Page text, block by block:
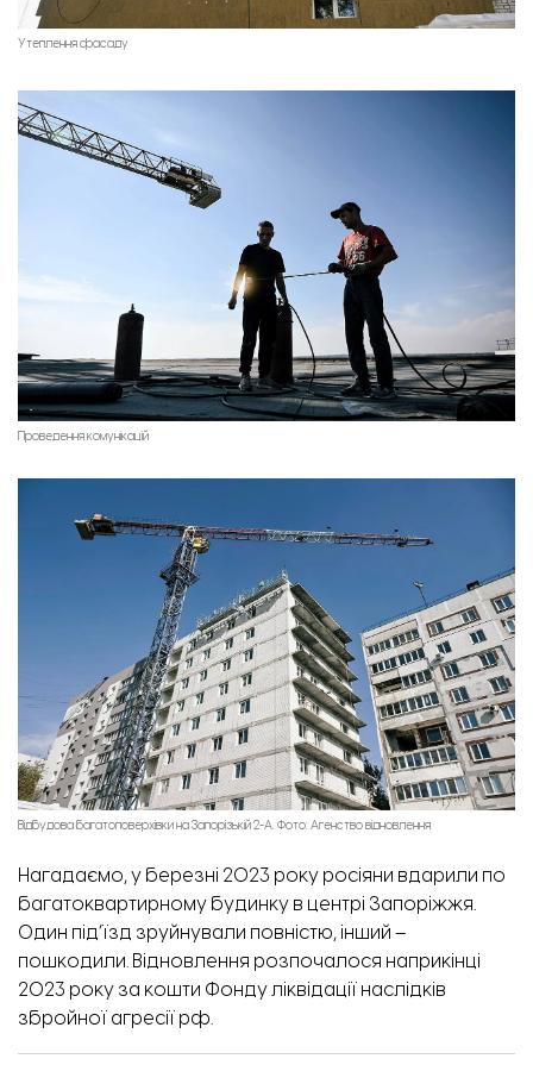
Утеплення фасаду
Проведення комунікацій
Відбудова багатоповерхівки на Запорізькій 2-А. Фото: Агенство відновлення
Нагадаємо, у березні 2023 року росіяни вдарили по
багатоквартирному будинку в центрі Запоріжжя.
Один під’їзд зруйнували повністю, інший –
пошкодили. Відновлення розпочалося наприкінці
2023 року за кошти Фонду ліквідації наслідків
збройної агресії рф.